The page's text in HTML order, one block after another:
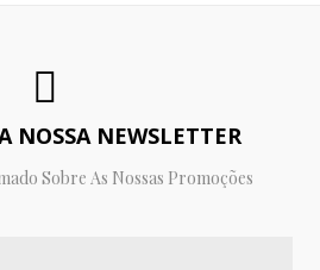
NOSSA NEWSLETTER
Sobre As Nossas Promoções